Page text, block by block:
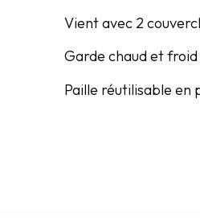
Vient avec 2
Garde chaud et froid
Paille réutilisable en